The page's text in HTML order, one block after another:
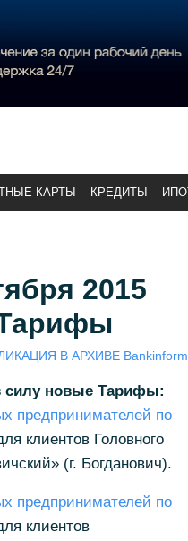
КАРТЫ КРЕДИТЫ
2015
В АРХИВЕ
силу новые Тарифы:
предпринимателей по
клиентов Головного
(г. Богданович).
предпринимателей по
клиентов